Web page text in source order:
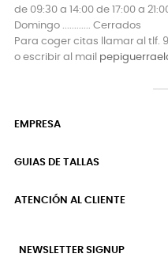
de 09:30 a 14:00 de 17:00 a
Domingo ............ Cerrados
Para coger citas llamar al tlf.
o escribir al mail
EMPRESA
GUIAS DE TALLAS
ATENCIÓN AL CLIENTE
NEWSLETTER SIGNUP